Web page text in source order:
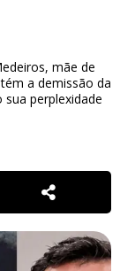
mãe de
a demissão da
perplexidade